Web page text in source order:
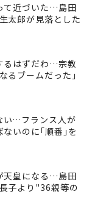
て近づいた…島田
太郎が見落とした
るはずだわ…宗教
るブームだった｣
い…フランス人が
いのに｢順番｣を
天皇になる…島田
子より"36親等の